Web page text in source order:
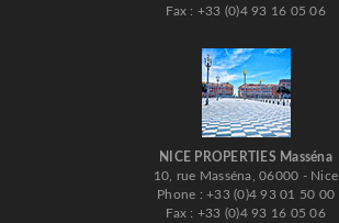
Fax : +33 (0)4 93 16 05 06
NICE PROPERTIES Masséna
10, rue Masséna, 06000 - Nice
Phone : +33 (0)4 93 01 50 00
Fax : +33 (0)4 93 16 05 06